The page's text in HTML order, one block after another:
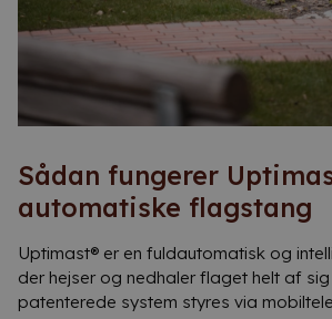
Sådan fungerer
automatiske flagstang
Uptimast® er en fuldautomatisk og
der hejser og nedhaler flaget helt af sig
patenterede system styres via